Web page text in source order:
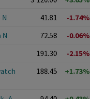
41.81
-1.74%
72.58
-0.06%
191.30
-2.15%
188.45 +1.73%